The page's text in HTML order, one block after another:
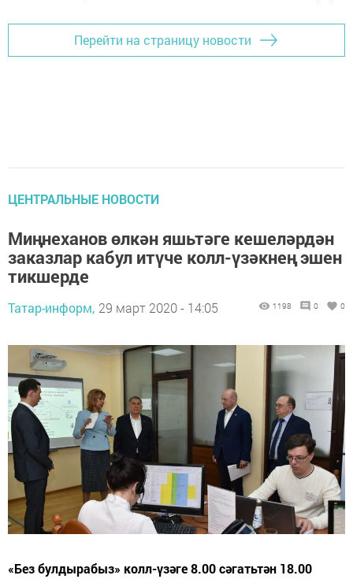
Перейти на страницу новости
ЦЕНТРАЛЬНЫЕ НОВОСТИ
Миңнеханов өлкән яшьтәге кешеләрдән
заказлар кабул итүче колл-үзәкнең эшен
тикшерде
Татар-информ, 29 март 2020 - 14:05 1198 0 0
«Без булдырабыз» колл-үзәге 8.00 сәгатьтән 18.00